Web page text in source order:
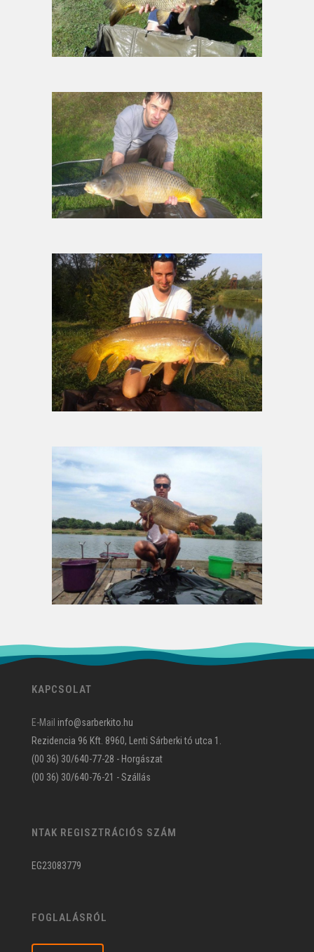
KAPCSOLAT
E-Mail info@sarberkito.hu
Rezidencia 96 Kft. 8960, Lenti Sárberki tó utca 1.
(00 36) 30/640-77-28 - Horgászat
(00 36) 30/640-76-21 - Szállás
NTAK REGISZTRÁCIÓS SZÁM
EG23083779
FOGLALÁSRÓL